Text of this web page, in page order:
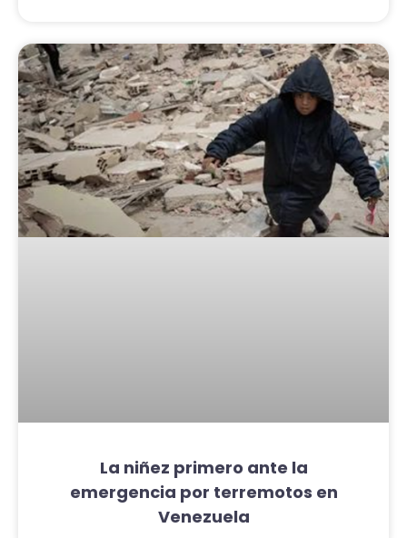
La niñez primero ante la
emergencia por terremotos en
Venezuela